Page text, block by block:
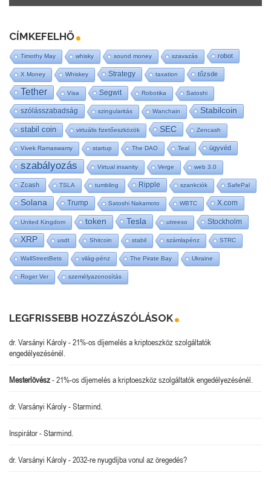
CÍMKEFELHŐ
Timothy May whisky sound money szavazás robot
X Money Whiskey Strategy taxation tőzsde
Tether Visa Segwit Robotika Satoshi
szólásszabadság szingularitás Wanchain Stabilcoin
stabil coin virtuális fizetőeszközök SEC Zencash
Vivek Ramaswamy startup The DAO Teal ügyvéd
szabályozás Virtual insanity Verge web 3.0
Zcash TSLA tumbling Ripple szankciók SafePal
Solana Trump Satoshi Nakamoto WBTC X.com
United Kingdom token Tesla utreexo Stockholm
XRP usdt Shitcoin stabil számlapénz STRC
WallStreetBets világ-pénz The Pirate Bay Ukraine
Roger Ver személyazonosítás
LEGFRISSEBB HOZZÁSZÓLÁSOK
dr. Varsányi Károly-21%-os díjemelés a kriptoeszköz szolgáltatók
engedélyezésénél.
Mesterlövész-21%-os díjemelés a kriptoeszköz szolgáltatók engedélyezésénél.
dr. Varsányi Károly-Starmind.
Inspirátor-Starmind.
dr. Varsányi Károly-2032-re nyugdíjba vonul az öregedés?